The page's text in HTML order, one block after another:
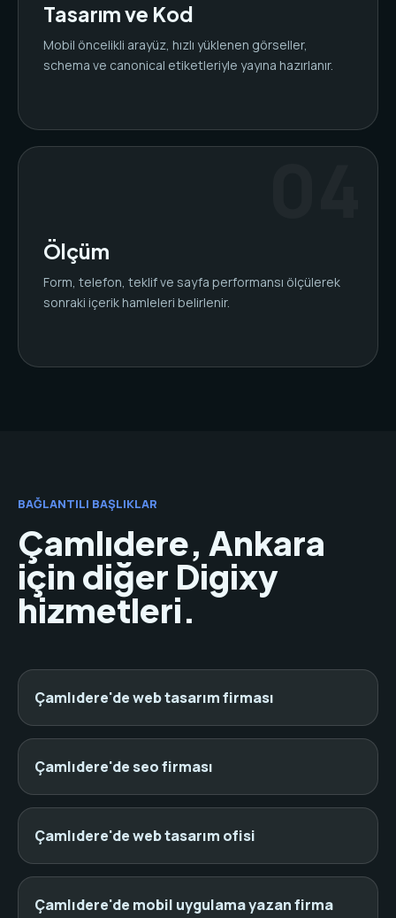
Tasarım ve Kod
Mobil öncelikli arayüz, hızlı yüklenen görseller,
schema ve canonical etiketleriyle yayına hazırlanır.
Ölçüm
Form, telefon, teklif ve sayfa performansı ölçülerek
sonraki içerik hamleleri belirlenir.
BAĞLANTILI BAŞLIKLAR
Çamlıdere, Ankara
için diğer Digixy
hizmetleri.
Çamlıdere'de web tasarım firması
Çamlıdere'de seo firması
Çamlıdere'de web tasarım ofisi
Çamlıdere'de mobil uygulama yazan firma